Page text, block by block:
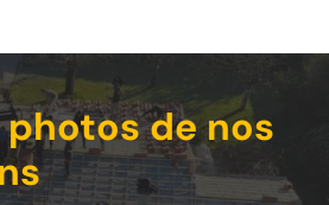
de nos